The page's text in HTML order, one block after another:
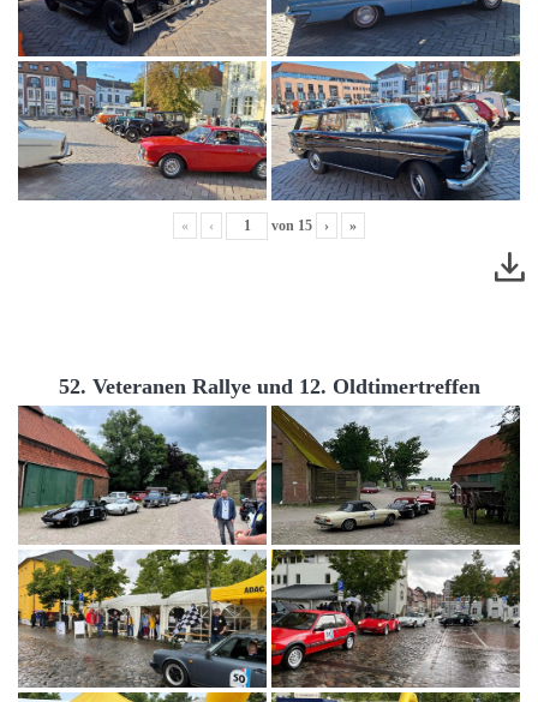
« ‹ von 15 › »
52. Veteranen Rallye und 12. Oldtimertreffen